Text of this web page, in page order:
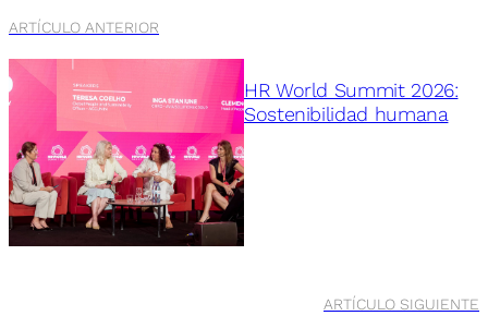
ARTÍCULO ANTERIOR
HR World Summit 2026:
Sostenibilidad humana
ARTÍCULO SIGUIENTE